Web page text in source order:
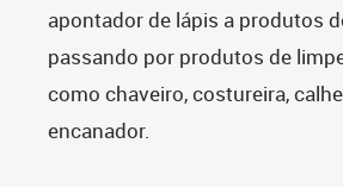
apontador de lápis a produtos
passando por produtos de
como chaveiro, costureira,
encanador.